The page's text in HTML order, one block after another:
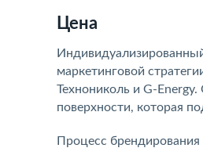
Цена
маркетинговой
Технониколь и G-
поверхности, которая
Процесс